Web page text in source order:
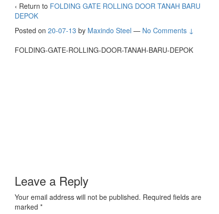
‹ Return to FOLDING GATE ROLLING DOOR TANAH BARU
DEPOK
Posted on 20-07-13 by Maxindo Steel — No Comments ↓
FOLDING-GATE-ROLLING-DOOR-TANAH-BARU-DEPOK
Leave a Reply
Your email address will not be published. Required fields are
marked *